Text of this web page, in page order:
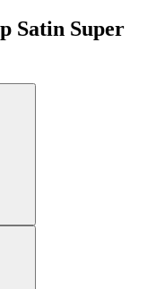
Satin Super